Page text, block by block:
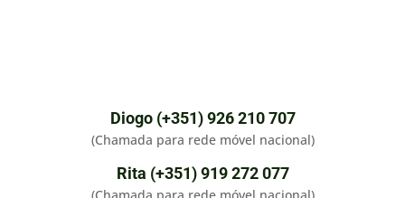
Diogo (+351) 926 210 707
(Chamada para rede móvel nacional)
Rita (+351) 919 272 077